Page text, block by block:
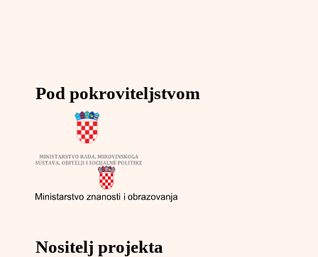
Pod pokroviteljstvom
Nositelj projekta